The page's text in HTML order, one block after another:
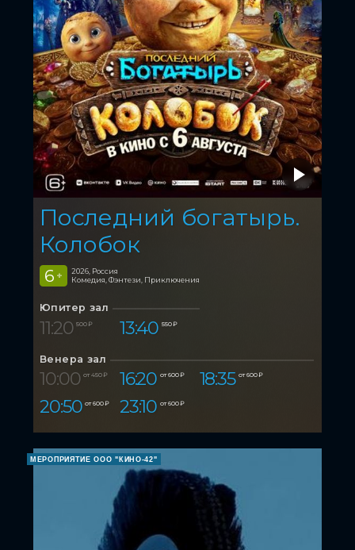
Последний богатырь.
Колобок
6 +
2026, Россия
Комедия, Фэнтези, Приключения
Юпитер зал
11:20 500 ₽ 13:40 550 ₽
Венера зал
10:00 от 450 ₽ 16:20 от 600 ₽ 18:35 от 600 ₽
20:50 от 600 ₽ 23:10 от 600 ₽
МЕРОПРИЯТИЕ ООО "КИНО-42"